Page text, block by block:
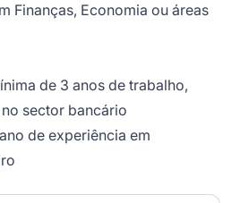
Economia ou áreas
de 3 anos de trabalho,
sector bancário
de experiência em